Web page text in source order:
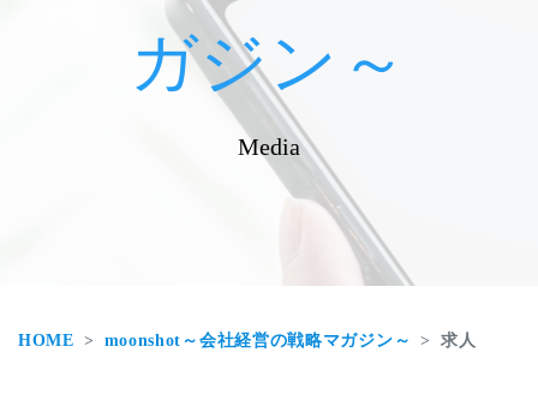
ガジン～
Media
HOME moonshot～会社経営の戦略マガジン～ 求人